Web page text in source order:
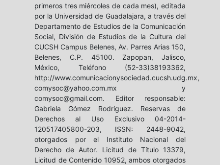
primeros tres miércoles de cada mes), editada
por la Universidad de Guadalajara, a través del
Departamento de Estudios de la Comunicación
Social, División de Estudios de la Cultura del
CUCSH Campus Belenes, Av. Parres Arias 150,
Belenes, C.P. 45100. Zapopan, Jalisco,
México, Teléfono (52-33)38193362,
http://www.comunicacionysociedad.cucsh.udg.mx,
comysoc@yahoo.com.mx y
comysoc@gmail.com. Editor responsable:
Gabriela Gómez Rodríguez. Reservas de
Derechos al Uso Exclusivo 04-2014-
120517405800-203, ISSN: 2448-9042,
otorgados por el Instituto Nacional del
Derecho de Autor. Licitud de Título 13379,
Licitud de Contenido 10952, ambos otorgados